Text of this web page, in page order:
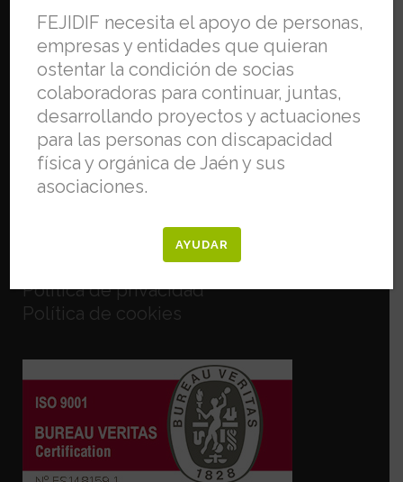
C/ Flores de Lemus, 5, Bajo. 23009, Jaén.
Email:info@fejidif.org
Teléfono:953 26 75 66
Política de privacidad
Política de cookies
FEJIDIF necesita el apoyo de personas,
empresas y entidades que quieran
ostentar la condición de socias
colaboradoras para continuar, juntas,
desarrollando proyectos y actuaciones
para las personas con discapacidad
física y orgánica de Jaén y sus
asociaciones.
AYUDAR